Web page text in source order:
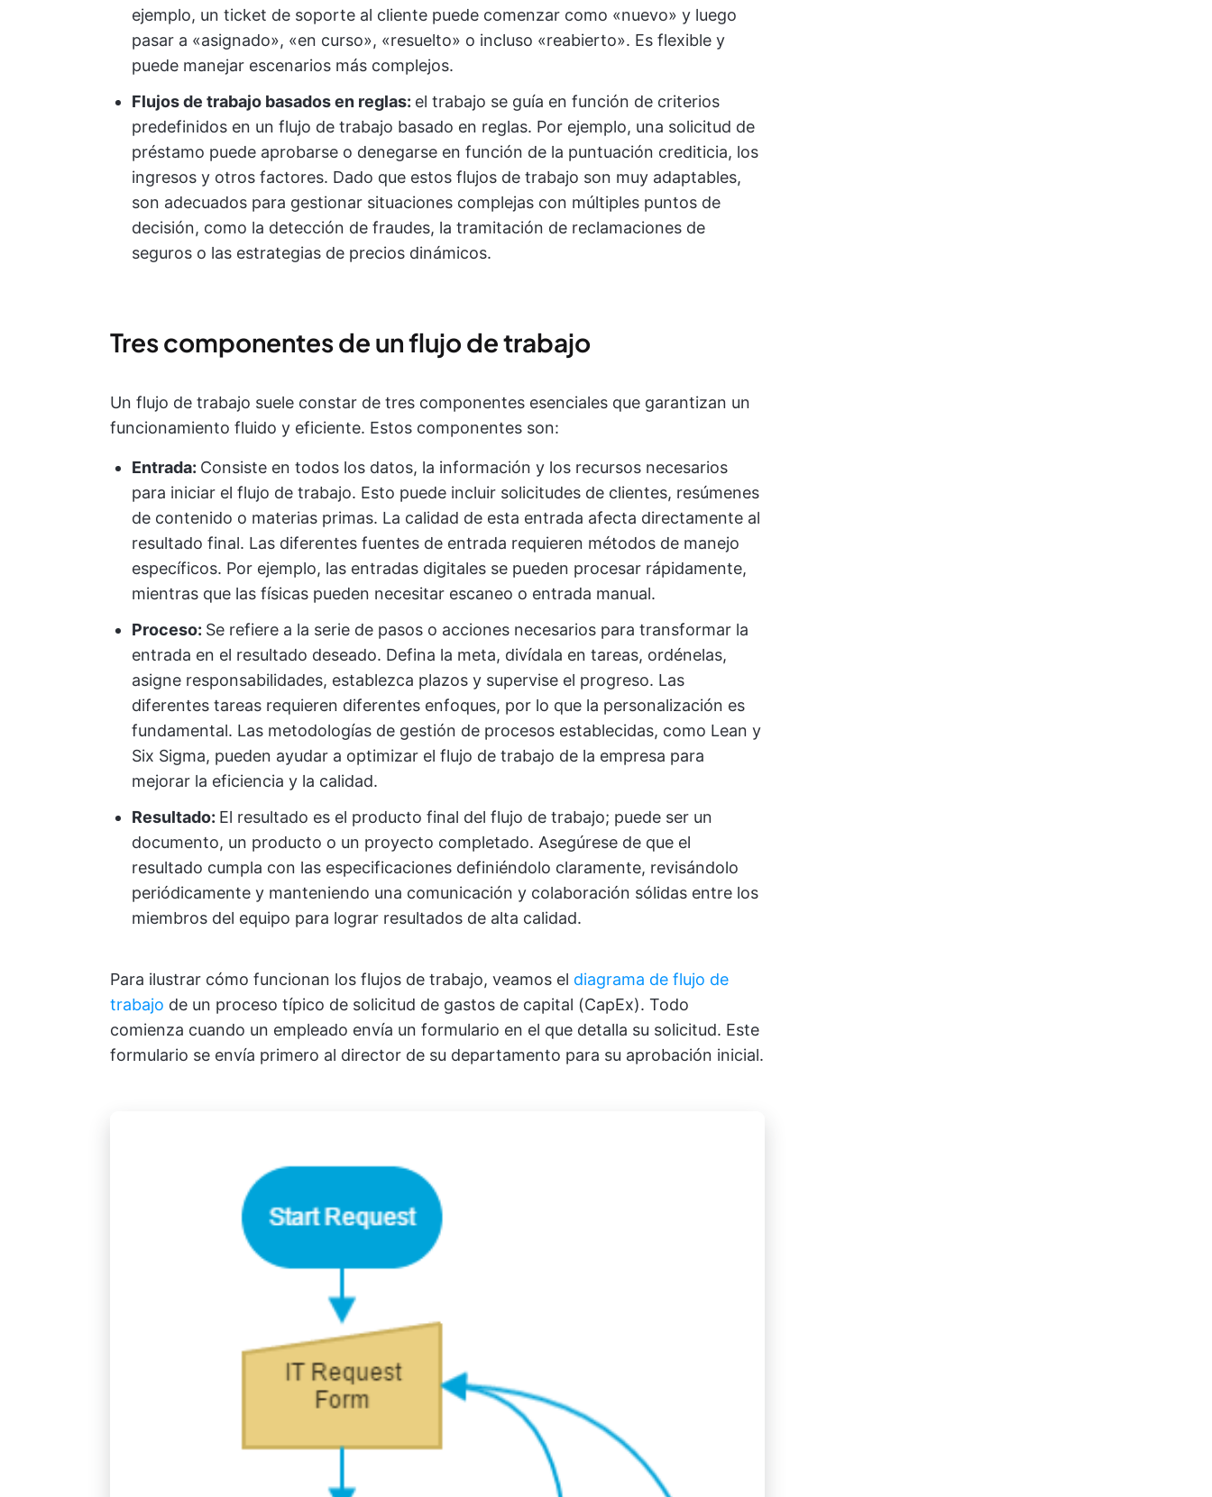
ejemplo, un ticket de soporte al cliente puede comenzar como «nuevo» y luego
pasar a «asignado», «en curso», «resuelto» o incluso «reabierto». Es flexible y
puede manejar escenarios más complejos.
Flujos de trabajo basados en reglas: el trabajo se guía en función de criterios
predefinidos en un flujo de trabajo basado en reglas. Por ejemplo, una solicitud de
préstamo puede aprobarse o denegarse en función de la puntuación crediticia, los
ingresos y otros factores. Dado que estos flujos de trabajo son muy adaptables,
son adecuados para gestionar situaciones complejas con múltiples puntos de
decisión, como la detección de fraudes, la tramitación de reclamaciones de
seguros o las estrategias de precios dinámicos.
Tres componentes de un flujo de trabajo
Un flujo de trabajo suele constar de tres componentes esenciales que garantizan un
funcionamiento fluido y eficiente. Estos componentes son:
Entrada: Consiste en todos los datos, la información y los recursos necesarios
para iniciar el flujo de trabajo. Esto puede incluir solicitudes de clientes, resúmenes
de contenido o materias primas. La calidad de esta entrada afecta directamente al
resultado final. Las diferentes fuentes de entrada requieren métodos de manejo
específicos. Por ejemplo, las entradas digitales se pueden procesar rápidamente,
mientras que las físicas pueden necesitar escaneo o entrada manual.
Proceso: Se refiere a la serie de pasos o acciones necesarios para transformar la
entrada en el resultado deseado. Defina la meta, divídala en tareas, ordénelas,
asigne responsabilidades, establezca plazos y supervise el progreso. Las
diferentes tareas requieren diferentes enfoques, por lo que la personalización es
fundamental. Las metodologías de gestión de procesos establecidas, como Lean y
Six Sigma, pueden ayudar a optimizar el flujo de trabajo de la empresa para
mejorar la eficiencia y la calidad.
Resultado: El resultado es el producto final del flujo de trabajo; puede ser un
documento, un producto o un proyecto completado. Asegúrese de que el
resultado cumpla con las especificaciones definiéndolo claramente, revisándolo
periódicamente y manteniendo una comunicación y colaboración sólidas entre los
miembros del equipo para lograr resultados de alta calidad.
Para ilustrar cómo funcionan los flujos de trabajo, veamos el diagrama de flujo de
trabajo de un proceso típico de solicitud de gastos de capital (CapEx). Todo
comienza cuando un empleado envía un formulario en el que detalla su solicitud. Este
formulario se envía primero al director de su departamento para su aprobación inicial.